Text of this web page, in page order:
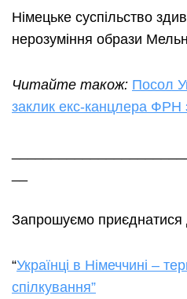
Німецьке суспільство
нерозуміння образи
Читайте також: Посол
заклик екс-канцлера ФРН
Запрошуємо
“Українці в Німеччині –
спілкування”